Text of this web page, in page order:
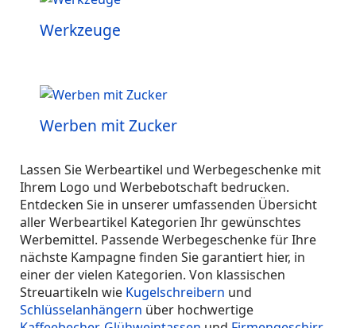
Werkzeuge
Werben mit Zucker
Lassen Sie Werbeartikel und Werbegeschenke mit
Ihrem Logo und Werbebotschaft bedrucken.
Entdecken Sie in unserer umfassenden Übersicht
aller Werbeartikel Kategorien Ihr gewünschtes
Werbemittel. Passende Werbegeschenke für Ihre
nächste Kampagne finden Sie garantiert hier, in
einer der vielen Kategorien. Von klassischen
Streuartikeln wie Kugelschreibern und
Schlüsselanhängern über hochwertige